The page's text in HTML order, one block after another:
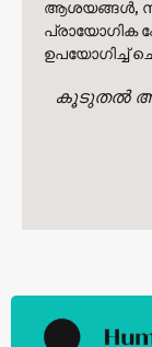
ആശയങ്ങൾ,
പ്രായോഗിക
ഉപയോഗിച്ച്
കൂടുതൽ